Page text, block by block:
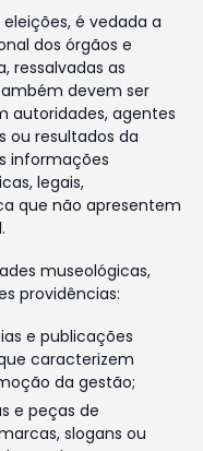
é vedada a
dos órgãos e
ressalvadas as
devem ser
autoridades, agentes
ou resultados da
informações
legais,
que não apresentem
museológicas,
providências:
e publicações
caracterizem
da gestão;
e peças de
slogans ou